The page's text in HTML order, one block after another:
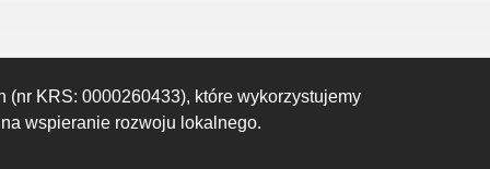
KRS: 0000260433), które wykorzystujemy
wspieranie rozwoju lokalnego.